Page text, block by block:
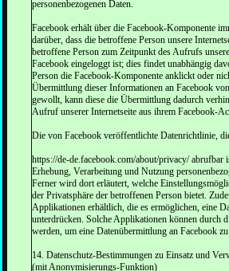
personenbezogenen Daten.
Facebook erhält über die Facebook-Komponente
darüber, dass die betroffene Person unsere
betroffene Person zum Zeitpunkt des Aufrufs
Facebook eingeloggt ist; dies findet unabhängig
Person die Facebook-Komponente anklickt oder
Übermittlung dieser Informationen an Facebook
gewollt, kann diese die Übermittlung dadurch
Aufruf unserer Internetseite aus ihrem Facebook-
Die von Facebook veröffentlichte Datenrichtlinie,
https://de-de.facebook.com/about/privacy/ abrufbar
Erhebung, Verarbeitung und Nutzung
Ferner wird dort erläutert, welche
der Privatsphäre der betroffenen Person bietet.
Applikationen erhältlich, die es ermöglichen, eine
unterdrücken. Solche Applikationen können durch
werden, um eine Datenübermittlung an Facebook
14. Datenschutz-Bestimmungen zu Einsatz und
(mit Anonymisierungs-Funktion)